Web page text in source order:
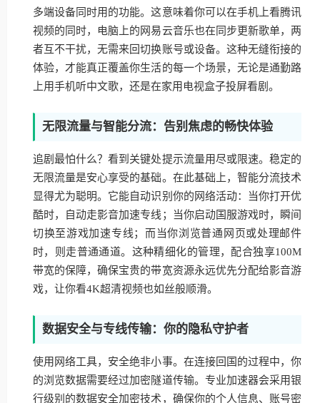
多端设备同时用的功能。这意味着你可以在手机上看腾讯
视频的同时，电脑上的网易云音乐也在同步更新歌单，两
者互不干扰，无需来回切换账号或设备。这种无缝衔接的
体验，才能真正覆盖你生活的每一个场景，无论是通勤路
上用手机听中文歌，还是在家用电视盒子投屏看剧。
无限流量与智能分流：告别焦虑的畅快体验
追剧最怕什么？看到关键处提示流量用尽或限速。稳定的
无限流量是安心享受的基础。在此基础上，智能分流技术
显得尤为聪明。它能自动识别你的网络活动：当你打开优
酷时，自动走影音加速专线；当你启动国服游戏时，瞬间
切换至游戏加速专线；而当你浏览普通网页或处理邮件
时，则走普通通道。这种精细化的管理，配合独享100M
带宽的保障，确保宝贵的带宽资源永远优先分配给影音游
戏，让你看4K超清视频也如丝般顺滑。
数据安全与专线传输：你的隐私守护者
使用网络工具，安全绝非小事。在连接回国的过程中，你
的浏览数据需要经过加密隧道传输。专业加速器会采用银
行级别的数据安全加密技术，确保你的个人信息、账号密